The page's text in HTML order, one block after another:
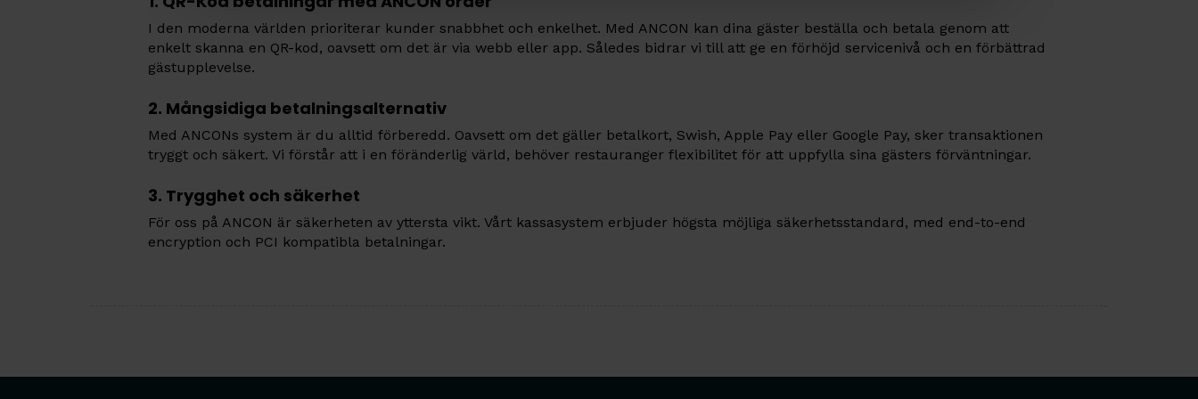
I den moderna världen prioriterar kunder snabbhet och enkelhet. Med ANCON kan dina gäster beställa och betala genom att
enkelt skanna en QR-kod, oavsett om det är via webb eller app. Således bidrar vi till att ge en förhöjd servicenivå och en förbättrad
gästupplevelse.
2. Mångsidiga betalningsalternativ
Med ANCONs system är du alltid förberedd. Oavsett om det gäller betalkort, Swish, Apple Pay eller Google Pay, sker transaktionen
tryggt och säkert. Vi förstår att i en föränderlig värld, behöver restauranger flexibilitet för att uppfylla sina gästers förväntningar.
3. Trygghet och säkerhet
För oss på ANCON är säkerheten av yttersta vikt. Vårt kassasystem erbjuder högsta möjliga säkerhetsstandard, med end-to-end
encryption och PCI kompatibla betalningar.